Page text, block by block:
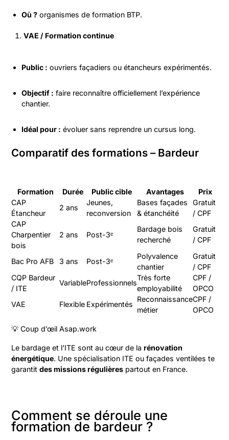
Où ? organismes de formation BTP.
VAE / Formation continue
Public : ouvriers façadiers ou étancheurs expérimentés.
Objectif : faire reconnaître officiellement l’expérience
chantier.
Idéal pour : évoluer sans reprendre un cursus long.
Comparatif des formations – Bardeur
Formation Durée Public cible Avantages
Prix
CAP
Étancheur
2 ans
Jeunes,
reconversion
Bases façades
& étanchéité
Gratuit
/ CPF
CAP
Charpentier
bois
2 ans Post-3ᵉ
Bardage bois
recherché
Gratuit
/ CPF
Bac Pro AFB 3 ans Post-3ᵉ
Polyvalence
chantier
Gratuit
/ CPF
CQP Bardeur
/ ITE
VariableProfessionnels
Très forte
employabilité
CPF /
OPCO
VAE
Flexible Expérimentés
Reconnaissance
métier
CPF /
OPCO
💡 Coup d’œil Asap.work
Le bardage et l’ITE sont au cœur de larénovation
énergétique. Une spécialisation ITE ou façades ventilées te
garantitdes missions régulières partout en France.
Comment se déroule une
formation de bardeur ?